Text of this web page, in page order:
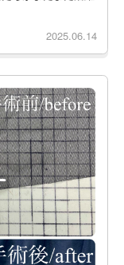
2025.06.14